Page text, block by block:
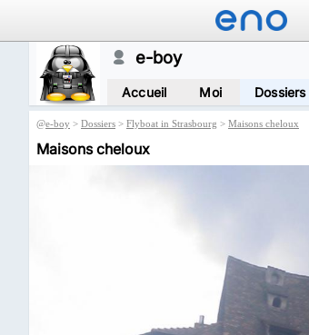
e-boy
Accueil Moi Dossiers
@e-boy > Dossiers > Flyboat in Strasbourg > Maisons cheloux
Maisons cheloux